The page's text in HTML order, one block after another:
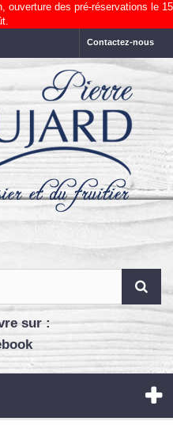
ouverture des pré-réservations le 15
Contactez-nous
sur :